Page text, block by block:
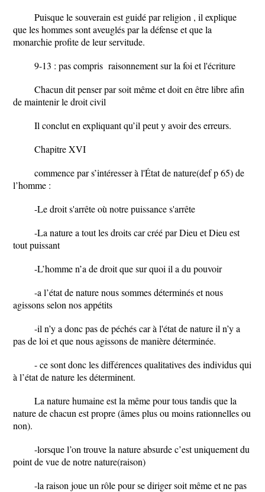
Puisque le souverain est guidé par religion , il explique
que les hommes sont aveuglés par la défense et que la
monarchie profite de leur servitude.
9-13 : pas compris raisonnement sur la foi et l'écriture
Chacun dit penser par soit même et doit en être libre afin
de maintenir le droit civil
Il conclut en expliquant qu’il peut y avoir des erreurs.
Chapitre XVI
commence par s’intéresser à l'État de nature(def p 65) de
l’homme :
-Le droit s'arrête où notre puissance s'arrête
-La nature a tout les droits car créé par Dieu et Dieu est
tout puissant
-L’homme n’a de droit que sur quoi il a du pouvoir
-a l’état de nature nous sommes déterminés et nous
agissons selon nos appétits
-il n’y a donc pas de péchés car à l'état de nature il n’y a
pas de loi et que nous agissons de manière déterminée.
- ce sont donc les différences qualitatives des individus qui
à l’état de nature les déterminent.
La nature humaine est la même pour tous tandis que la
nature de chacun est propre (âmes plus ou moins rationnelles ou
non).
-lorsque l’on trouve la nature absurde c’est uniquement du
point de vue de notre nature(raison)
-la raison joue un rôle pour se diriger soit même et ne pas